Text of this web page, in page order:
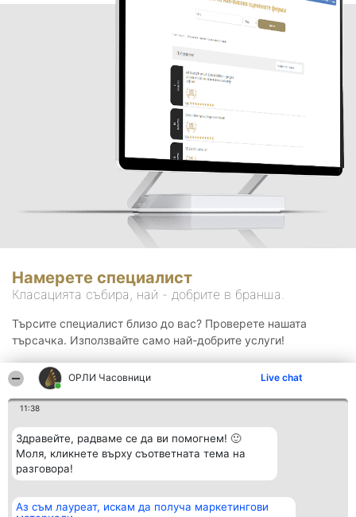
ОРЛИ Часовници Live chat
11:38
Здравейте, радваме се да ви помогнем! 🙂
Моля, кликнете върху съответната тема на
разговора!
Аз съм лауреат, искам да получа маркетингови
Намерете специалист
Класацията събира, най - добрите в бранша.
Търсите специалист близо до вас? Проверете нашата
търсачка. Използвайте само най-добрите услуги!
Организатор на
Класация Контакти